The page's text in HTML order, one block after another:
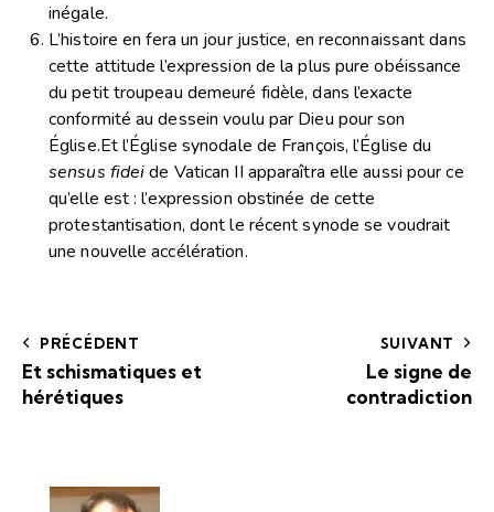
inégale.
L’histoire en fera un jour justice, en reconnaissant dans
cette attitude l’expression de la plus pure obéissance
du petit troupeau demeuré fidèle, dans l’exacte
conformité au dessein voulu par Dieu pour son
Église.Et l’Église synodale de François, l’Église du
sensus fideide Vatican II apparaîtra elle aussi pour ce
qu’elle est : l’expression obstinée de cette
protestantisation, dont le récent synode se voudrait
une nouvelle accélération.
PRÉCÉDENT
Et schismatiques et
hérétiques
SUIVANT
Le signe de
contradiction